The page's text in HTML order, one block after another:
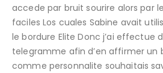
accede par bruit sourire alors par
faciles Los cuales Sabine avait
le bordure Elite Donc j’ai effectue
telegramme afin d’en affirmer un
comme personnalite souhaitais